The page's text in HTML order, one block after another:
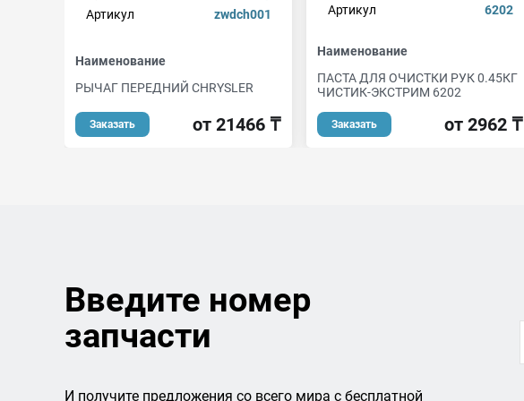
Артикул
zwdch001
Наименование
РЫЧАГ ПЕРЕДНИЙ CHRYSLER
Заказать от 21466 ₸
Артикул
6202
Наименование
ПАСТА ДЛЯ ОЧИСТКИ РУК 0.45КГ
ЧИСТИК-ЭКСТРИМ 6202
Заказать от 2962 ₸
Введите номер
запчасти
И получите предложения со всего мира с бесплатной